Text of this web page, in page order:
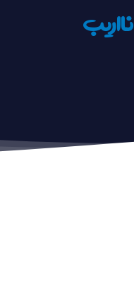
نااریب